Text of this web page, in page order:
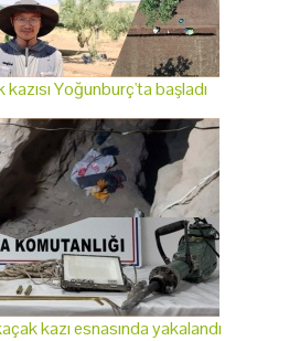
Yoğunburç'ta başladı
kazı esnasında yakalandı